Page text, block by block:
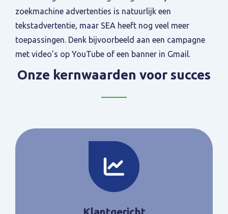
zoekmachine advertenties is natuurlijk een
tekstadvertentie, maar SEA heeft nog veel meer
toepassingen. Denk bijvoorbeeld aan een campagne
met video’s op YouTube of een banner in Gmail.
Onze kernwaarden voor succes
Klantgericht